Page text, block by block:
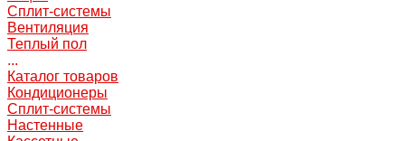
Сплит-системы
Вентиляция
Теплый пол
...
Каталог товаров
Кондиционеры
Сплит-системы
Настенные